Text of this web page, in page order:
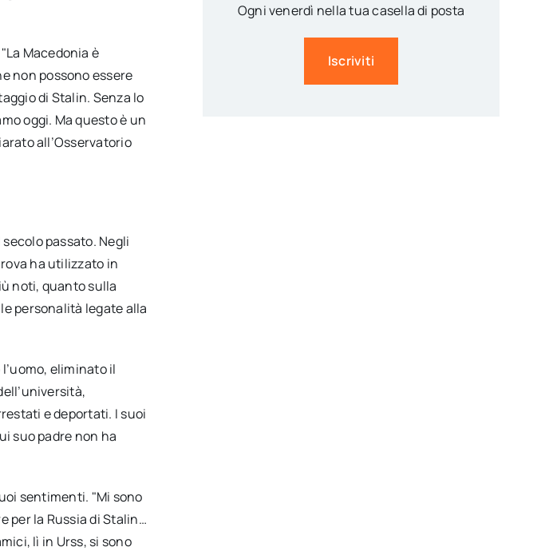
Macedonia è
non possono essere
di Stalin. Senza lo
oggi. Ma questo è un
all’Osservatorio
passato. Negli
ha utilizzato in
noti, quanto sulla
personalità legate alla
eliminato il
e deportati. I suoi
suo padre non ha
sentimenti. "Mi sono
per la Russia di Stalin…
lì in Urss, si sono
Ogni venerdì nella tua casella di posta
Iscriviti